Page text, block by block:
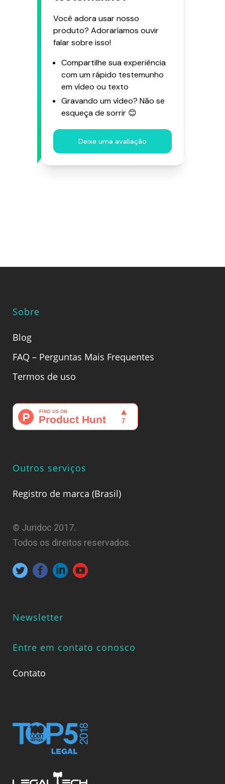
Sobre
Blog
FAQ – Perguntas Mais Frequentes
Termos de uso
Outros serviços
Registro de marca (Brasil)
© Juridoc 2017.
Todos os direitos reservados.
Newsletter
Entre em contato conosco
Contato